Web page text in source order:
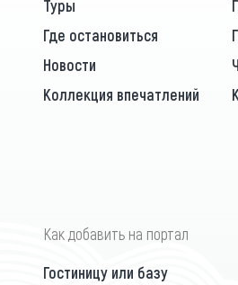
Туры
Где остановиться
Новости
Коллекция впечатлений
Как добавить на портал
Гостиницу или базу